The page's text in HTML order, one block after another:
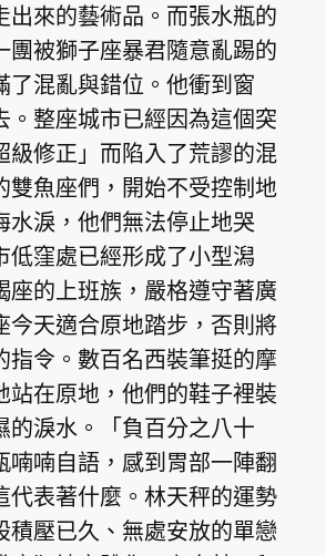
出來的藝術品。而張水瓶的
團被獅子座暴君隨意亂踢的
了混亂與錯位。他衝到窗
。整座城市已經因為這個突
級修正」而陷入了荒謬的混
雙魚座們，開始不受控制地
水淚，他們無法停止地哭
低窪處已經形成了小型潟
座的上班族，嚴格遵守著廣
今天適合原地踏步，否則將
指令。數百名西裝筆挺的摩
站在原地，他們的鞋子裡裝
的淚水。「負百分之八十
喃喃自語，感到胃部一陣翻
代表著什麼。林天秤的運勢
積壓已久、無處安放的單戀